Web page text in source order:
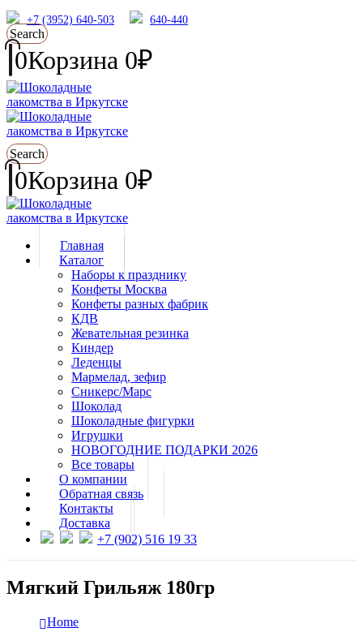
+7 (3952) 640-503 640-440
Search
0Корзина 0₽
Search
0Корзина 0₽
Главная
Каталог
Наборы к празднику
Конфеты Москва
Конфеты разных фабрик
КДВ
Жевательная резинка
Киндер
Леденцы
Мармелад, зефир
Сникерс/Марс
Шоколад
Шоколадные фигурки
Игрушки
НОВОГОДНИЕ ПОДАРКИ 2026
Все товары
О компании
Обратная связь
Контакты
Доставка
+7 (902) 516 19 33
Мягкий Грильяж 180гр
Home